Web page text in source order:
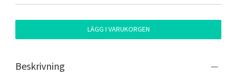
LÄGG I VARUKORGEN
Beskrivning